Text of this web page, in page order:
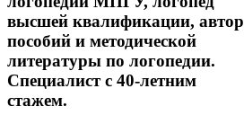
высшей квалификации, автор
пособий и методической
литературы по логопедии.
Специалист с 40-летним
стажем.